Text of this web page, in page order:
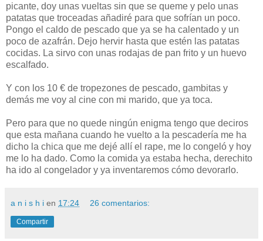
picante, doy unas vueltas sin que se queme y pelo unas
patatas que troceadas añadiré para que sofrían un poco.
Pongo el caldo de pescado que ya se ha calentado y un
poco de azafrán. Dejo hervir hasta que estén las patatas
cocidas. La sirvo con unas rodajas de pan frito y un huevo
escalfado.
Y con los 10 € de tropezones de pescado, gambitas y
demás me voy al cine con mi marido, que ya toca.
Pero para que no quede ningún enigma tengo que deciros
que esta mañana cuando he vuelto a la pescadería me ha
dicho la chica que me dejé allí el rape, me lo congeló y hoy
me lo ha dado. Como la comida ya estaba hecha, derechito
ha ido al congelador y ya inventaremos cómo devorarlo.
a n i s h i en 17:24 26 comentarios:
Compartir